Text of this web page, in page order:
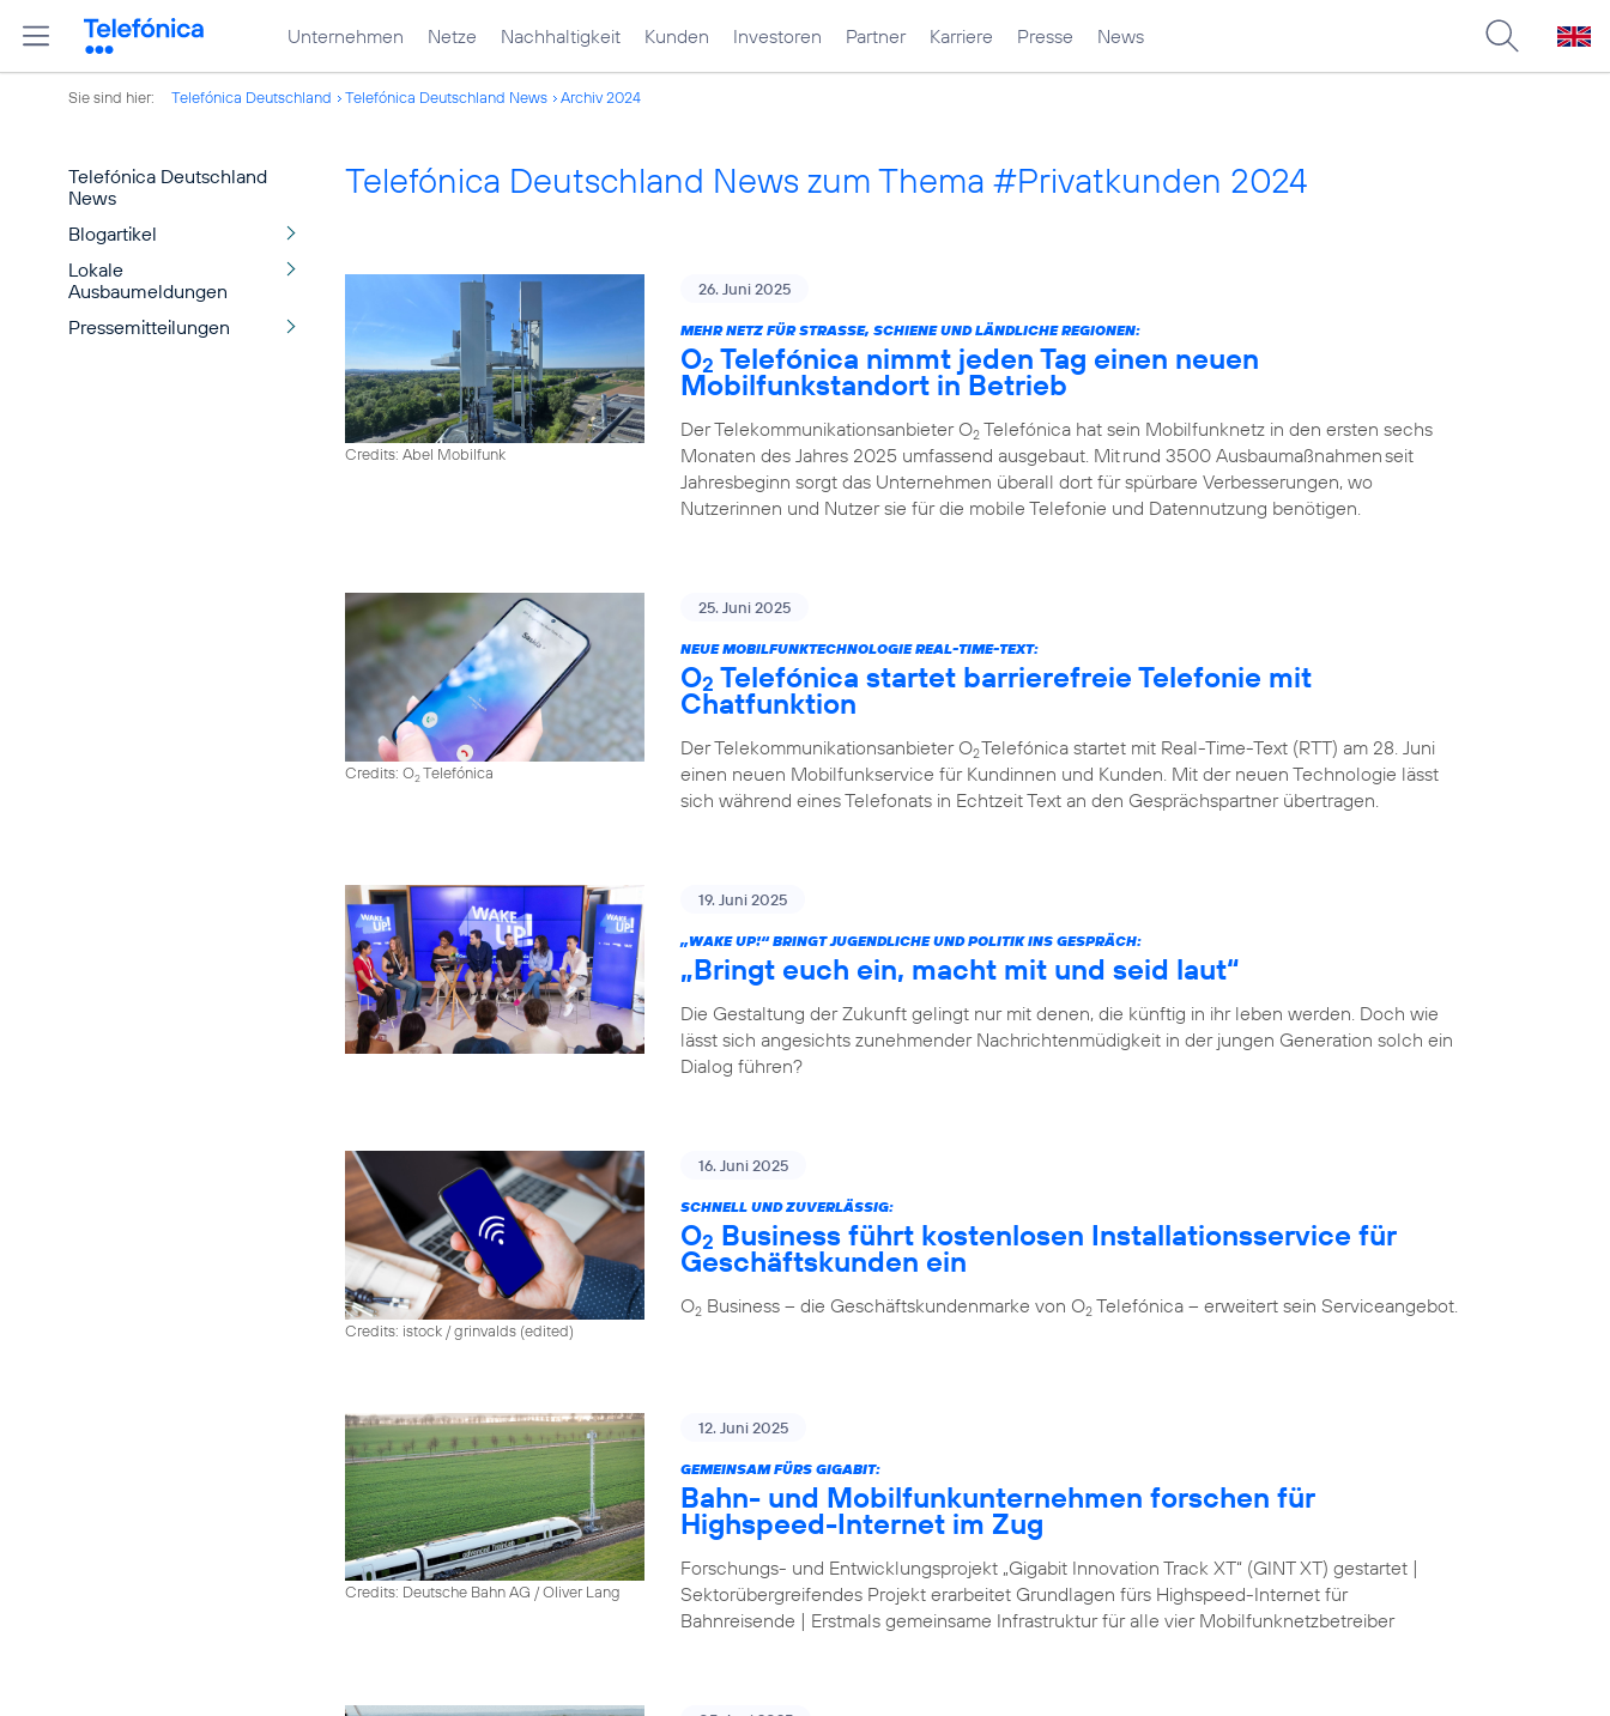
Unternehmen Netze Nachhaltigkeit Kunden Investoren Partner Karriere Presse News
Sie sind hier: Telefónica Deutschland Telefónica Deutschland News Archiv 2024
Telefónica Deutschland
News
Blogartikel
Lokale
Ausbaumeldungen
Pressemitteilungen
Telefónica Deutschland News zum Thema #Privatkunden 2024
Credits: Abel Mobilfunk
26. Juni 2025
MEHR NETZ FÜR STRASSE, SCHIENE UND LÄNDLICHE REGIONEN:
O2 Telefónica nimmt jeden Tag einen neuen
Mobilfunkstandort in Betrieb
Der Telekommunikationsanbieter O2 Telefónica hat sein Mobilfunknetz in den ersten sechs
Monaten des Jahres 2025 umfassend ausgebaut. Mit rund 3500 Ausbaumaßnahmen seit
Jahresbeginn sorgt das Unternehmen überall dort für spürbare Verbesserungen, wo
Nutzerinnen und Nutzer sie für die mobile Telefonie und Datennutzung benötigen.
Credits: O2Telefónica
25. Juni 2025
NEUE MOBILFUNKTECHNOLOGIE REAL-TIME-TEXT:
O2 Telefónica startet barrierefreie Telefonie mit
Chatfunktion
Der Telekommunikationsanbieter O2Telefónica startet mit Real-Time-Text (RTT) am 28. Juni
einen neuen Mobilfunkservice für Kundinnen und Kunden. Mit der neuen Technologie lässt
sich während eines Telefonats in Echtzeit Text an den Gesprächspartner übertragen.
19. Juni 2025
„WAKE UP!“ BRINGT JUGENDLICHE UND POLITIK INS GESPRÄCH:
„Bringt euch ein, macht mit und seid laut“
Die Gestaltung der Zukunft gelingt nur mit denen, die künftig in ihr leben werden. Doch wie
lässt sich angesichts zunehmender Nachrichtenmüdigkeit in der jungen Generation solch ein
Dialog führen?
Credits: istock / grinvalds (edited)
16. Juni 2025
SCHNELL UND ZUVERLÄSSIG:
O2 Business führt kostenlosen Installationsservice für
Geschäftskunden ein
O2 Business – die Geschäftskundenmarke von O2 Telefónica – erweitert sein Serviceangebot.
Credits: Deutsche Bahn AG / Oliver Lang
12. Juni 2025
GEMEINSAM FÜRS GIGABIT:
Bahn- und Mobilfunkunternehmen forschen für
Highspeed-Internet im Zug
Forschungs- und Entwicklungsprojekt „Gigabit Innovation Track XT“ (GINT XT) gestartet |
Sektorübergreifendes Projekt erarbeitet Grundlagen fürs Highspeed-Internet für
Bahnreisende | Erstmals gemeinsame Infrastruktur für alle vier Mobilfunknetzbetreiber